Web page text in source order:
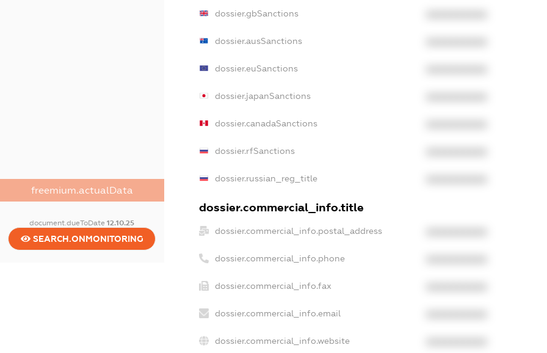
freemium.actualData
document.dueToDate12.10.25
SEARCH.ONMONITORING
dossier.gbSanctions
dossier.ausSanctions
dossier.euSanctions
dossier.japanSanctions
dossier.canadaSanctions
dossier.rfSanctions
dossier.russian_reg_title
dossier.commercial_info.title
dossier.commercial_info.postal_address
dossier.commercial_info.phone
dossier.commercial_info.fax
dossier.commercial_info.email
dossier.commercial_info.website